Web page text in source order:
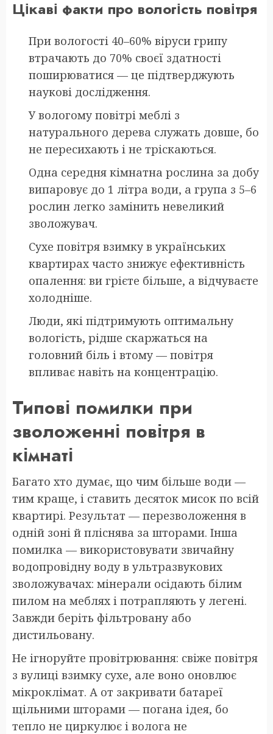
Цікаві факти про вологість повітря
При вологості 40–60% віруси грипу
втрачають до 70% своєї здатності
поширюватися — це підтверджують
наукові дослідження.
У вологому повітрі меблі з
натурального дерева служать довше, бо
не пересихають і не тріскаються.
Одна середня кімнатна рослина за добу
випаровує до 1 літра води, а група з 5–6
рослин легко замінить невеликий
зволожувач.
Сухе повітря взимку в українських
квартирах часто знижує ефективність
опалення: ви грієте більше, а відчуваєте
холодніше.
Люди, які підтримують оптимальну
вологість, рідше скаржаться на
головний біль і втому — повітря
впливає навіть на концентрацію.
Типові помилки при
зволоженні повітря в
кімнаті
Багато хто думає, що чим більше води —
тим краще, і ставить десяток мисок по всій
квартирі. Результат — перезволоження в
одній зоні й пліснява за шторами. Інша
помилка — використовувати звичайну
водопровідну воду в ультразвукових
зволожувачах: мінерали осідають білим
пилом на меблях і потрапляють у легені.
Завжди беріть фільтровану або
дистильовану.
Не ігноруйте провітрювання: свіже повітря
з вулиці взимку сухе, але воно оновлює
мікроклімат. А от закривати батареї
щільними шторами — погана ідея, бо
тепло не циркулює і волога не